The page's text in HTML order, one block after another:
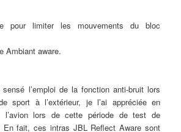
pour limiter les mouvements du bloc
Ambiant aware.
l’emploi de la fonction anti-bruit lors
sport à l’extérieur, je l’ai appréciée en
l’avion lors de cette période de test de
En fait, ces intras JBL Reflect Aware sont